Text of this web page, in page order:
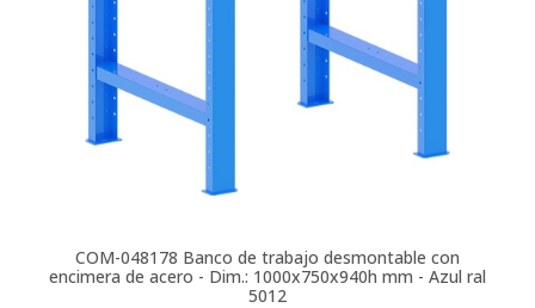
COM-048178 Banco de trabajo desmontable con
encimera de acero - Dim.: 1000x750x940h mm - Azul ral
5012